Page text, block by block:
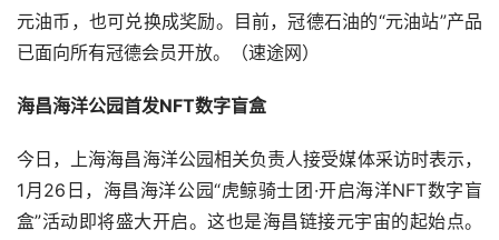
元油币，也可兑换成奖励。目前，冠德石油的“元油站”产品
已面向所有冠德会员开放。（速途网）
海昌海洋公园首发NFT数字盲盒
今日，上海海昌海洋公园相关负责人接受媒体采访时表示，
1月26日，海昌海洋公园“虎鲸骑士团·开启海洋NFT数字盲
盒”活动即将盛大开启。这也是海昌链接元宇宙的起始点。